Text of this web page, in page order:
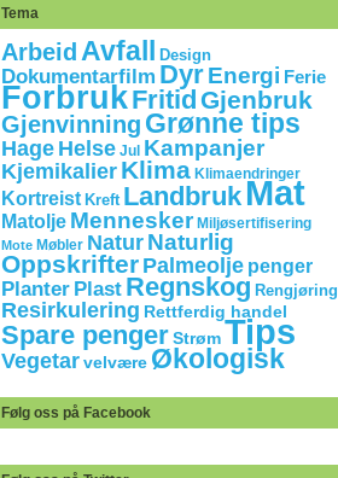
Tema
Arbeid Avfall Design
Dokumentarfilm DyrEnergi Ferie
ForbrukFritidGjenbruk
Gjenvinning Grønne tips
Hage Helse Jul Kampanjer
KjemikalierKlima Klimaendringer
Kortreist Kreft LandbrukMat
Matolje Mennesker Miljøsertifisering
Mote Møbler Natur Naturlig
Oppskrifter Palmeolje penger
Planter Plast Regnskog Rengjøring
Resirkulering Rettferdig handel
Spare pengerStrømTips
Vegetar velvære Økologisk
Følg oss på Facebook